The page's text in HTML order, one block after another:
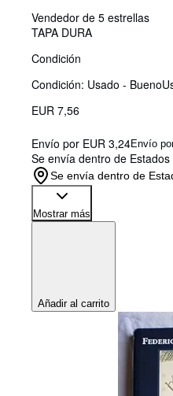
Vendedor de 5 estrellas
TAPA DURA
Condición
Condición: Usado - Bueno
EUR 7,56
Envío por EUR 3,24Envío
Se envía dentro de
Se envía dentro de
Mostrar más
Añadir al carrito